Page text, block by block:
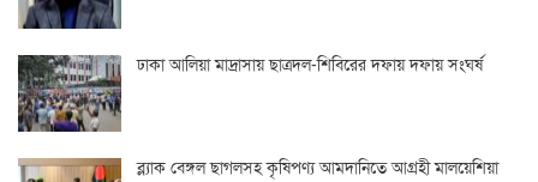
ঢাকা আলিয়া মাদ্রাসায় ছাত্রদল-শিবিরের দফায় দফায় সংঘর্ষ
ব্ল্যাক বেঙ্গল ছাগলসহ কৃষিপণ্য আমদানিতে আগ্রহী মালয়েশিয়া